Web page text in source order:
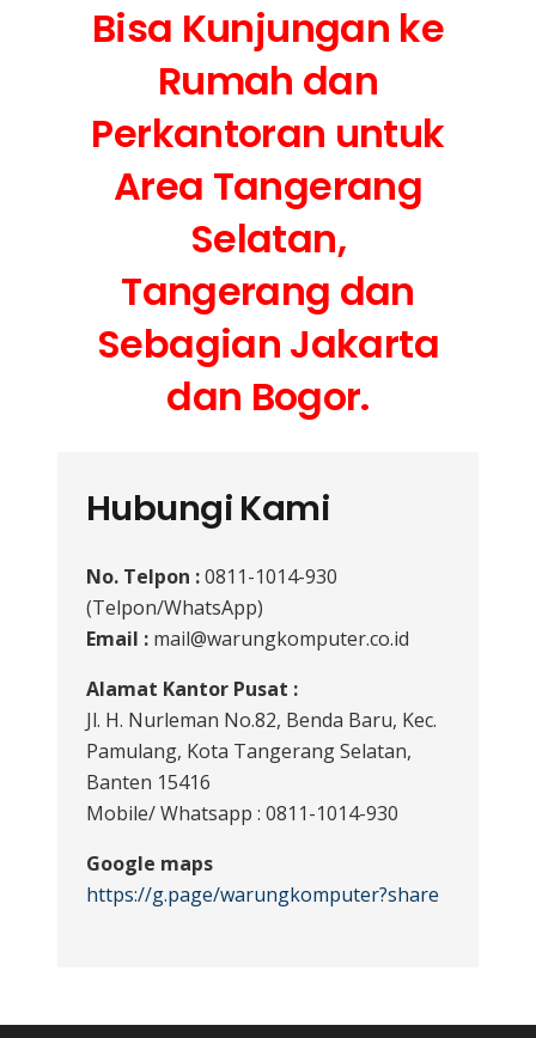
Bisa Kunjungan ke
Rumah dan
Perkantoran untuk
Area Tangerang
Selatan,
Tangerang dan
Sebagian Jakarta
dan Bogor.
Hubungi Kami
No. Telpon :0811-1014-930
(Telpon/WhatsApp)
Email : mail@warungkomputer.co.id
Alamat Kantor Pusat :
Jl. H. Nurleman No.82, Benda Baru, Kec.
Pamulang, Kota Tangerang Selatan,
Banten 15416
Mobile/ Whatsapp : 0811-1014-930
Google maps
https://g.page/warungkomputer?share